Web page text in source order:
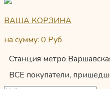
ВАША КОРЗИНА
на сумму: 0 Руб
Станция метро
ВСЕ покупатели,